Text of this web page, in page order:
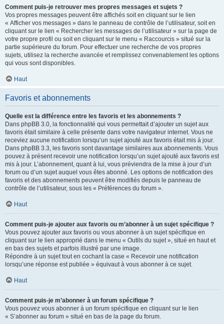
Comment puis-je retrouver mes propres messages et sujets ?
Vos propres messages peuvent être affichés soit en cliquant sur le lien
« Afficher vos messages » dans le panneau de contrôle de l’utilisateur, soit en
cliquant sur le lien « Rechercher les messages de l’utilisateur » sur la page de
votre propre profil ou soit en cliquant sur le menu « Raccourcis » situé sur la
partie supérieure du forum. Pour effectuer une recherche de vos propres
sujets, utilisez la recherche avancée et remplissez convenablement les options
qui vous sont disponibles.
Haut
Favoris et abonnements
Quelle est la différence entre les favoris et les abonnements ?
Dans phpBB 3.0, la fonctionnalité qui vous permettait d’ajouter un sujet aux
favoris était similaire à celle présente dans votre navigateur internet. Vous ne
receviez aucune notification lorsqu’un sujet ajouté aux favoris était mis à jour.
Dans phpBB 3.3, les favoris sont davantage similaires aux abonnements. Vous
pouvez à présent recevoir une notification lorsqu’un sujet ajouté aux favoris est
mis à jour. L’abonnement, quant à lui, vous préviendra de la mise à jour d’un
forum ou d’un sujet auquel vous êtes abonné. Les options de notification des
favoris et des abonnements peuvent être modifiés depuis le panneau de
contrôle de l’utilisateur, sous les « Préférences du forum ».
Haut
Comment puis-je ajouter aux favoris ou m’abonner à un sujet spécifique ?
Vous pouvez ajouter aux favoris ou vous abonner à un sujet spécifique en
cliquant sur le lien approprié dans le menu « Outils du sujet », situé en haut et
en bas des sujets et parfois illustré par une image.
Répondre à un sujet tout en cochant la case « Recevoir une notification
lorsqu’une réponse est publiée » équivaut à vous abonner à ce sujet.
Haut
Comment puis-je m’abonner à un forum spécifique ?
Vous pouvez vous abonner à un forum spécifique en cliquant sur le lien
« S’abonner au forum » situé en bas de la page du forum.